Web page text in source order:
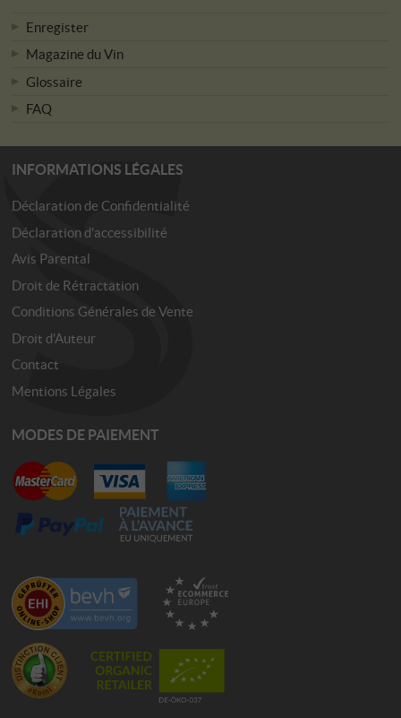
Enregister
Magazine du Vin
Glossaire
FAQ
INFORMATIONS LÉGALES
Déclaration de Confidentialité
Déclaration d'accessibilité
Avis Parental
Droit de Rétractation
Conditions Générales de Vente
Droit d’Auteur
Contact
Mentions Légales
MODES DE PAIEMENT